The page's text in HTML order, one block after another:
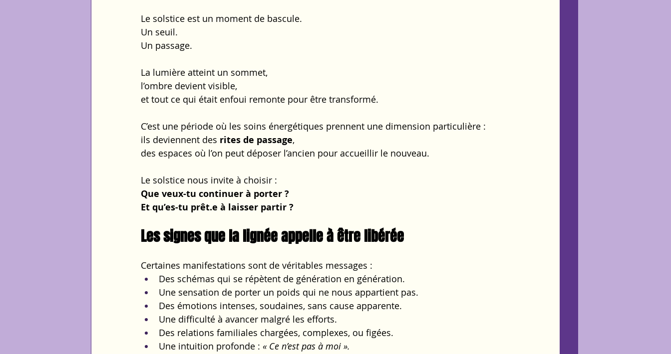
Le solstice est un moment de bascule.
Un seuil.
Un passage.
La lumière atteint un sommet,
l’ombre devient visible,
et tout ce qui était enfoui remonte pour être transformé.
C’est une période où les soins énergétiques prennent une dimension particulière :
ils deviennent des rites de passage,
des espaces où l’on peut déposer l’ancien pour accueillir le nouveau.
Le solstice nous invite à choisir :
Que veux-tu continuer à porter ?
Et qu’es-tu prêt.e à laisser partir ?
Les signes que la lignée appelle à être libérée
Certaines manifestations sont de véritables messages :
Des schémas qui se répètent de génération en génération.
Une sensation de porter un poids qui ne nous appartient pas.
Des émotions intenses, soudaines, sans cause apparente.
Une difficulté à avancer malgré les efforts.
Des relations familiales chargées, complexes, ou figées.
Une intuition profonde : « Ce n’est pas à moi ».